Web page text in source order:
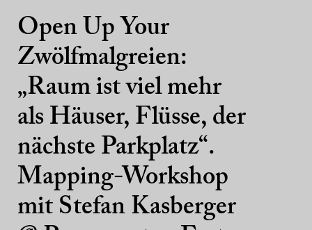
Open Up Your
Zwölfmalgreien:
„Raum ist viel mehr
als Häuser, Flüsse, der
nächste Parkplatz“.
Mapping-Workshop
mit Stefan Kasberger